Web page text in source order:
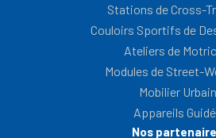
Stations de Cross-
Couloirs Sportifs de
Ateliers de
Modules de Street-
Mobilier Urbain
Appareils
Nos